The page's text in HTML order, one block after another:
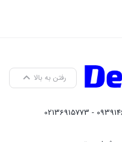
رفتن به بالا